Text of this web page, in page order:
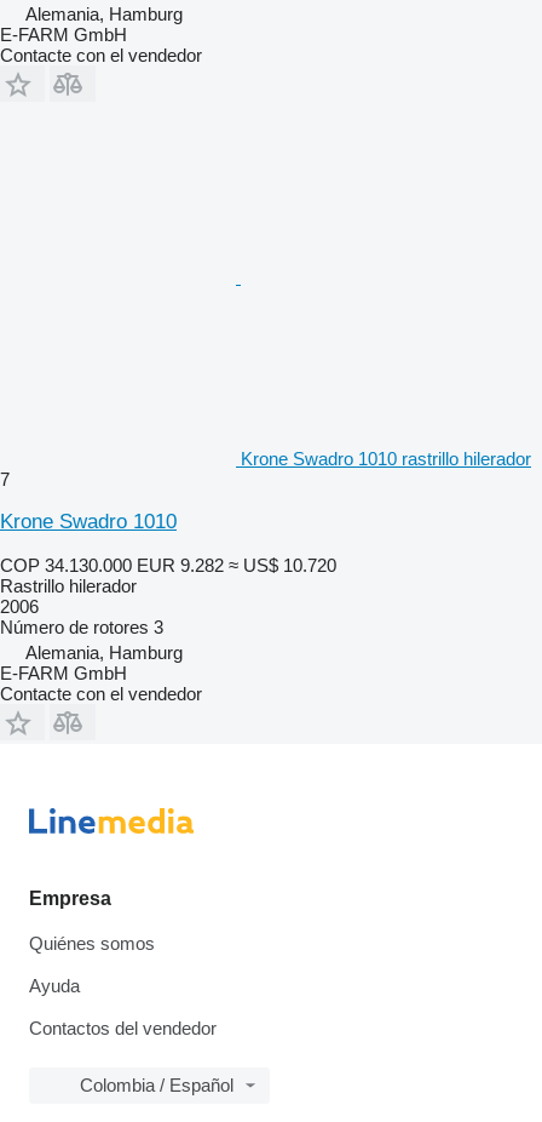
Alemania, Hamburg
E-FARM GmbH
Contacte con el vendedor
Krone Swadro 1010 rastrillo hilerador
7
Krone Swadro 1010
COP 34.130.000 EUR 9.282 ≈ US$ 10.720
Rastrillo hilerador
2006
Número de rotores 3
Alemania, Hamburg
E-FARM GmbH
Contacte con el vendedor
Empresa
Quiénes somos
Ayuda
Contactos del vendedor
Colombia / Español